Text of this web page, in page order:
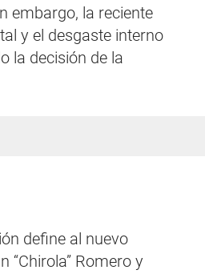
embargo, la reciente
y el desgaste interno
la decisión de la
define al nuevo
“Chirola” Romero y